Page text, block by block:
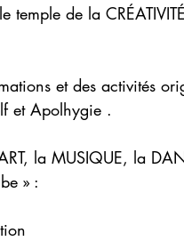
temple de la
et des activités
et Apolhygie .
la MUSIQUE, la
» :